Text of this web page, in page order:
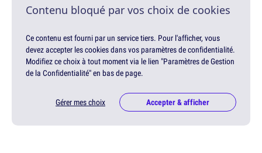
Contenu bloqué par vos choix de cookies
Ce contenu est fourni par un service tiers. Pour l'afficher, vous
devez accepter les cookies dans vos paramètres de confidentialité.
Modifiez ce choix à tout moment via le lien "Paramètres de Gestion
de la Confidentialité" en bas de page.
Gérer mes choix Accepter & afficher